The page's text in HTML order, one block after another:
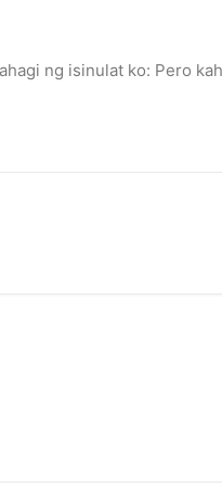
ng isinulat ko: Pero